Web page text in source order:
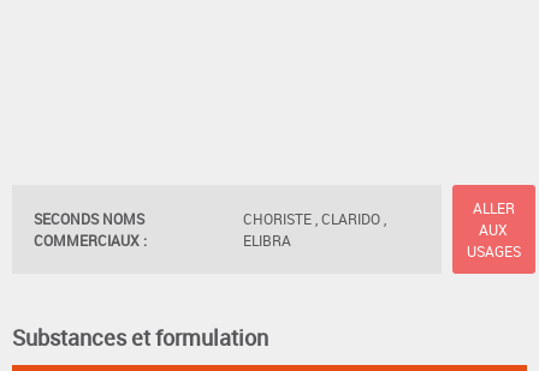
SECONDS NOMS
COMMERCIAUX :
CHORISTE , CLARIDO ,
ELIBRA
ALLER
AUX
USAGES
Substances et formulation